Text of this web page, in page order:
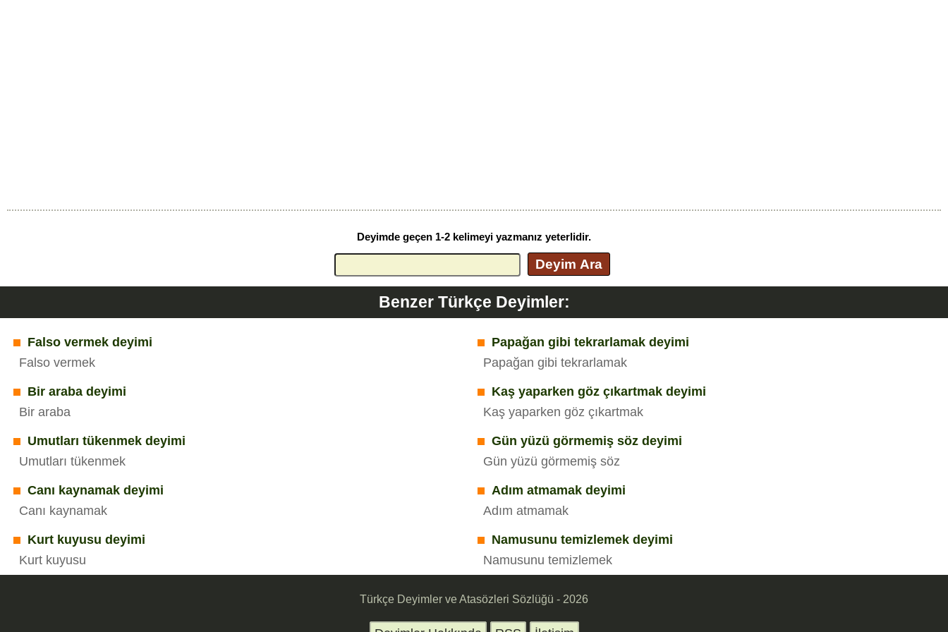
Deyimde geçen 1-2 kelimeyi yazmanız yeterlidir.
Deyim Ara
Benzer Türkçe Deyimler:
Falso vermek deyimi
Falso vermek
Papağan gibi tekrarlamak deyimi
Papağan gibi tekrarlamak
Bir araba deyimi
Bir araba
Kaş yaparken göz çıkartmak deyimi
Kaş yaparken göz çıkartmak
Umutları tükenmek deyimi
Umutları tükenmek
Gün yüzü görmemiş söz deyimi
Gün yüzü görmemiş söz
Canı kaynamak deyimi
Canı kaynamak
Adım atmamak deyimi
Adım atmamak
Kurt kuyusu deyimi
Kurt kuyusu
Namusunu temizlemek deyimi
Namusunu temizlemek
Türkçe Deyimler ve Atasözleri Sözlüğü - 2026